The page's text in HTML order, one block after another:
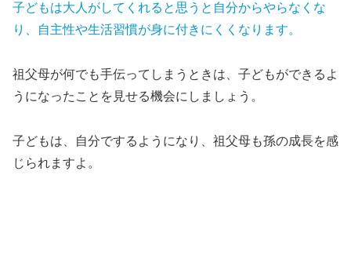
子どもは大人がしてくれると思うと自分からやらなくな
り、自主性や生活習慣が身に付きにくくなります。
祖父母が何でも手伝ってしまうときは、子どもができるよ
うになったことを見せる機会にしましょう。
子どもは、自分でするようになり、祖父母も孫の成長を感
じられますよ。